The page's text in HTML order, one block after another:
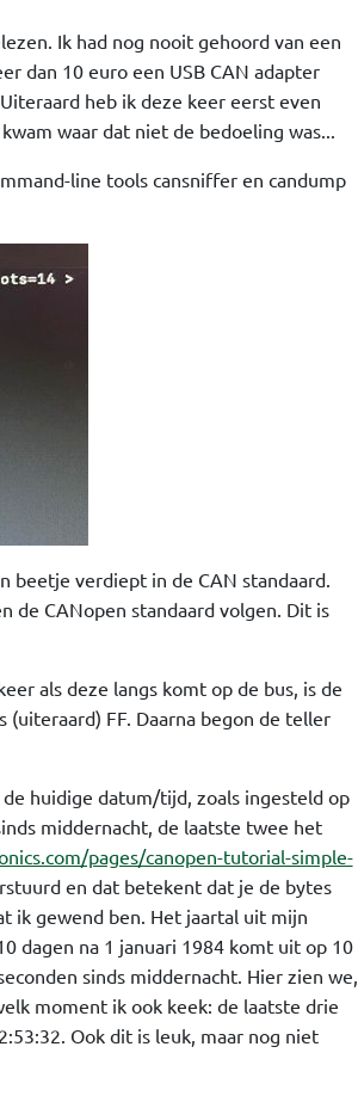
Ik had nog nooit gehoord van een
dan 10 euro een USB CAN adapter
heb ik deze keer eerst even
waar dat niet de bedoeling was...
line tools cansniffer en candump
beetje verdiept in de CAN standaard.
de CANopen standaard volgen. Dit is
als deze langs komt op de bus, is de
(uiteraard) FF. Daarna begon de teller
huidige datum/tijd, zoals ingesteld op
middernacht, de laatste twee het
pages/canopen-tutorial-simple-
en dat betekent dat je de bytes
ik gewend ben. Het jaartal uit mijn
dagen na 1 januari 1984 komt uit op 10
sinds middernacht. Hier zien we,
moment ik ook keek: de laatste drie
Ook dit is leuk, maar nog niet